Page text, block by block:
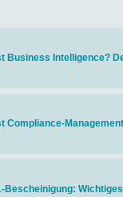
Business Intelligence?
Compliance-
Bescheinigung: